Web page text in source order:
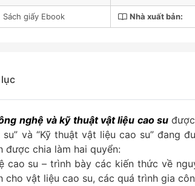
Sách giấy Ebook Nhà xuất bản:
nghệ và kỹ thuật vật liệu cao su
su” và “Kỹ thuật vật liệu cao su” đang
được chia làm hai quyển:
cao su – trình bày các kiến thức về
cho vật liệu cao su, các quá trình gia